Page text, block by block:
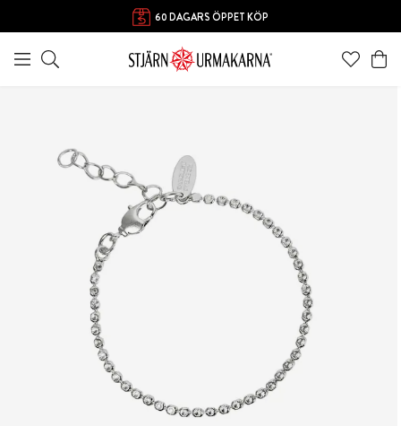
60 DAGARS ÖPPET KÖP